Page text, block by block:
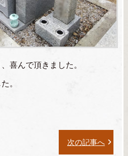
喜んで頂きました。
。
次の記事へ